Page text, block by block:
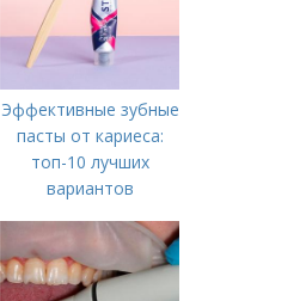
Эффективные зубные
пасты от кариеса:
топ-10 лучших
вариантов